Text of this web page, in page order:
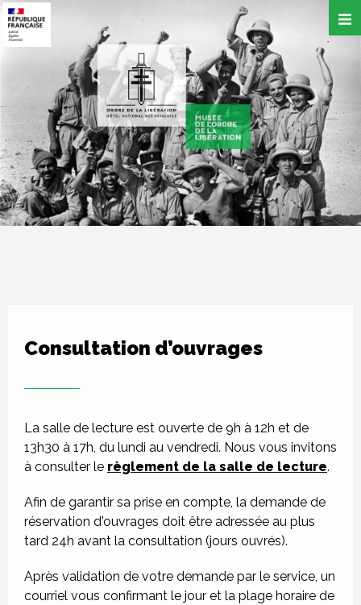
contenu
principal
Consultation d’ouvrages
La salle de lecture est ouverte de 9h à 12h et de
13h30 à 17h, du lundi au vendredi. Nous vous invitons
à consulter le règlement de la salle de lecture.
Afin de garantir sa prise en compte, la demande de
réservation d'ouvrages doit être adressée au plus
tard 24h avant la consultation (jours ouvrés).
Après validation de votre demande par le service, un
courriel vous confirmant le jour et la plage horaire de